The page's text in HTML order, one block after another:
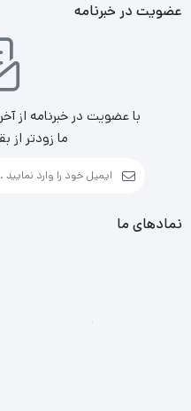
عضویت در خبرنامه
با عضویت در خبرنامه از
ما زودتر از
نمادهای ما